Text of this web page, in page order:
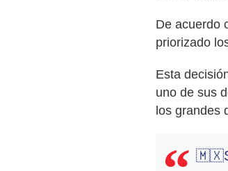
De acuerdo
priorizado
Esta
uno de sus
los grandes